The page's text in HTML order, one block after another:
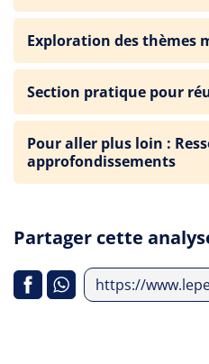
Exploration des thèmes
Section pratique pour
Pour aller plus loin :
approfondissements
Partager cette
https://